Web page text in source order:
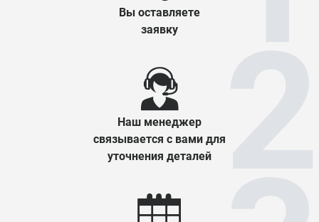
Вы оставляете
заявку
Наш менеджер
связывается с вами для
уточнения деталей